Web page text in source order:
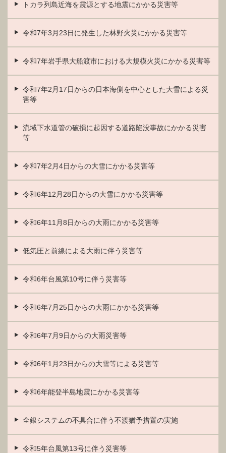
トカラ列島近海を震源とする地震にかかる災害等
令和7年3月23日に発生した林野火災にかかる災害等
令和7年岩手県大船渡市における大規模火災にかかる災害等
令和7年2月17日からの日本海側を中心とした大雪による災
害等
流域下水道管の破損に起因する道路陥没事故にかかる災害
等
令和7年2月4日からの大雪にかかる災害等
令和6年12月28日からの大雪にかかる災害等
令和6年11月8日からの大雨にかかる災害等
低気圧と前線による大雨に伴う災害等
令和6年台風第10号に伴う災害等
令和6年7月25日からの大雨にかかる災害等
令和6年7月9日からの大雨災害等
令和6年1月23日からの大雪等による災害等
令和6年能登半島地震にかかる災害等
全銀システムの不具合に伴う不渡猶予措置の実施
令和5年台風第13号に伴う災害等